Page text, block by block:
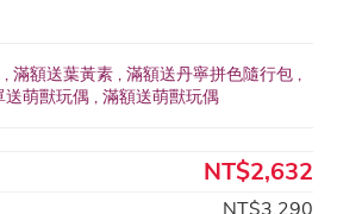
滿額送葉黃素 , 滿額送丹寧拼色隨行包 ,
送萌獸玩偶 , 滿額送萌獸玩偶
NT$2,632